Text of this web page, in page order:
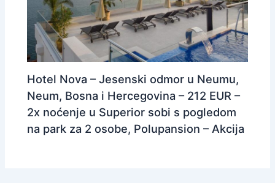
Hotel Nova – Jesenski odmor u Neumu,
Neum, Bosna i Hercegovina – 212 EUR –
2x noćenje u Superior sobi s pogledom
na park za 2 osobe, Polupansion – Akcija